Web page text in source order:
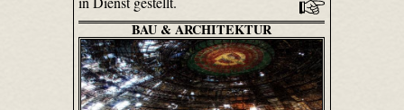
BAU & ARCHITEKTUR